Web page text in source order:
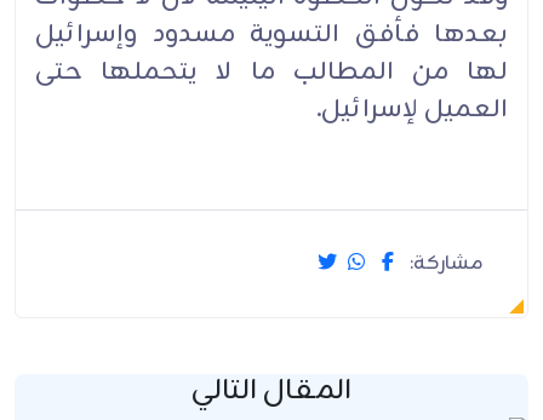
بعدها فأفق التسوية مسدود وإسرائيل
لها من المطالب ما لا يتحملها حتى
العميل لإسرائيل.
مشاركة:
المقال التالي